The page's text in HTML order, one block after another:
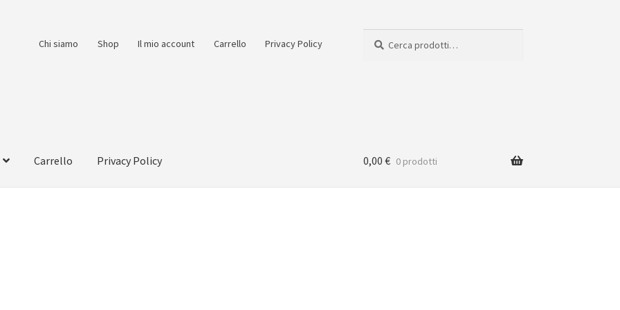
Chi siamo Shop Il mio account Carrello Privacy Policy
Carrello Privacy Policy 0,00 € 0 prodotti